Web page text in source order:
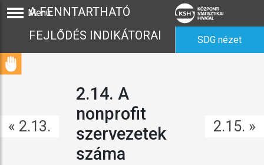
Menü
A FENNTARTHATÓ
FEJLŐDÉS INDIKÁTORAI
SDG nézet
« 2.13.
2.14. A
nonprofit
szervezetek
száma
2.15. »